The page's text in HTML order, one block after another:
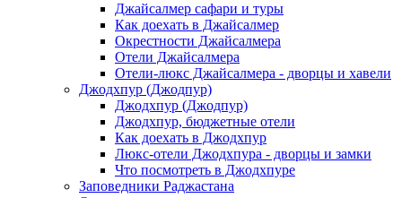
Джайсалмер сафари и туры
Как доехать в Джайсалмер
Окрестности Джайсалмера
Отели Джайсалмера
Отели-люкс Джайсалмера - дворцы и хавели
Джодхпур (Джодпур)
Джодхпур (Джодпур)
Джодхпур, бюджетные отели
Как доехать в Джодхпур
Люкс-отели Джодхпура - дворцы и замки
Что посмотреть в Джодхпуре
Заповедники Раджастана